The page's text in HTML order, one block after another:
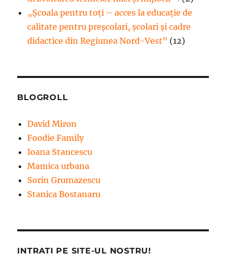
„Școala pentru toți – acces la educație de
calitate pentru preșcolari, școlari și cadre
didactice din Regiunea Nord-Vest” (12)
BLOGROLL
David Miron
Foodie Family
Ioana Stancescu
Mamica urbana
Sorin Grumazescu
Stanica Bostanaru
INTRATI PE SITE-UL NOSTRU!